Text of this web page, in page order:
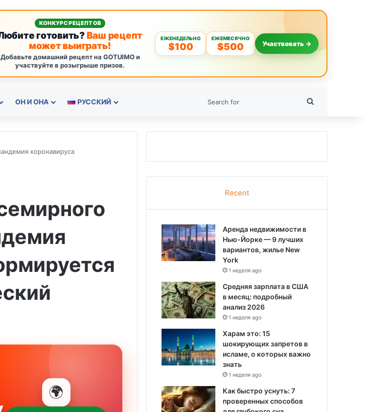
КОНКУРС РЕЦЕПТОВ
готовить?Ваш рецепт
может выиграть!
Добавьте домашний рецепт на GOTUIMO и
участвуйте в розыгрыше призов.
ЕЖЕНЕДЕЛЬНО
$100
ЕЖЕМЕСЯЧНО
$500 Участвовать →
ОН И ОНА РУССКИЙ
коронавируса
🌍
Recent
Аренда недвижимости в
Нью-Йорке — 9 лучших
вариантов, жилье New
York
1 неделя ago
Средняя зарплата в США
в месяц: подробный
анализ 2026
1 неделя ago
Харам это: 15
шокирующих запретов в
исламе, о которых важно
знать
1 неделя ago
Как быстро уснуть: 7
проверенных способов